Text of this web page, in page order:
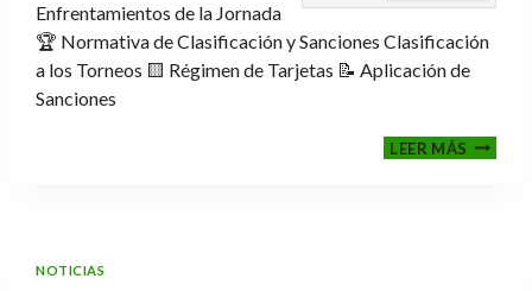
Enfrentamientos de la Jornada
🏆 Normativa de Clasificación y Sanciones Clasificación
a los Torneos 🟨 Régimen de Tarjetas 📝 Aplicación de
Sanciones
LEER MÁSFASE
NOTICIAS